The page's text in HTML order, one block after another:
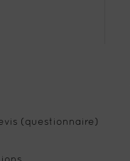
(questionnaire)